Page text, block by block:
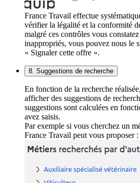
France Travail effectue
vérifier la légalité et la conformité
malgré ces contrôles vous
inappropriés, vous pouvez nous le
« Signaler cette offre ».
8. Suggestions de recherche
En fonction de la recherche
afficher des suggestions de
suggestions sont calculées en
avez saisis.
Par exemple si vous cherchez un
France Travail peut vous proposer :